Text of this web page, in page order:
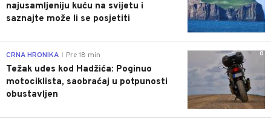
najusamljeniju kuću na svijetu i
saznajte može li se posjetiti
0
CRNA HRONIKA Pre 18 min
Težak udes kod Hadžića: Poginuo
motociklista, saobraćaj u potpunosti
obustavljen